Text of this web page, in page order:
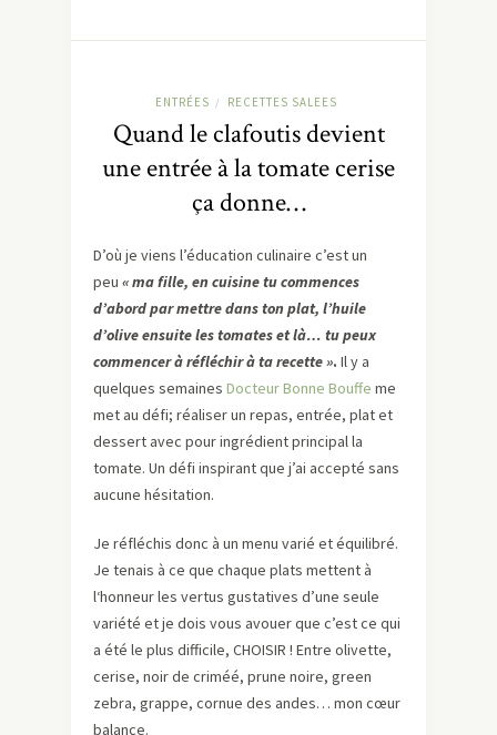
ENTRÉES / RECETTES SALEES
Quand le clafoutis devient
une entrée à la tomate cerise
ça donne…
D’où je viens l’éducation culinaire c’est un
peu « ma fille, en cuisine tu commences
d’abord par mettre dans ton plat, l’huile
d’olive ensuite les tomates et là… tu peux
commencer à réfléchir à ta recette ». Il y a
quelques semaines Docteur Bonne Bouffe me
met au défi; réaliser un repas, entrée, plat et
dessert avec pour ingrédient principal la
tomate. Un défi inspirant que j’ai accepté sans
aucune hésitation.
Je réfléchis donc à un menu varié et équilibré.
Je tenais à ce que chaque plats mettent à
l‘honneur les vertus gustatives d’une seule
variété et je dois vous avouer que c’est ce qui
a été le plus difficile, CHOISIR ! Entre olivette,
cerise, noir de criméé, prune noire, green
zebra, grappe, cornue des andes… mon cœur
balance.